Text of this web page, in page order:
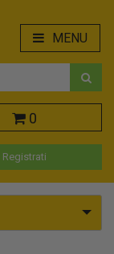
MENU
0
Registrati